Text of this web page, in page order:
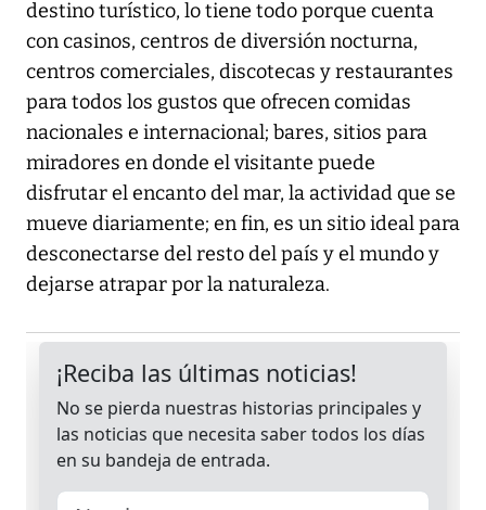
destino turístico, lo tiene todo porque cuenta
con casinos, centros de diversión nocturna,
centros comerciales, discotecas y restaurantes
para todos los gustos que ofrecen comidas
nacionales e internacional; bares, sitios para
miradores en donde el visitante puede
disfrutar el encanto del mar, la actividad que se
mueve diariamente; en fin, es un sitio ideal para
desconectarse del resto del país y el mundo y
dejarse atrapar por la naturaleza.